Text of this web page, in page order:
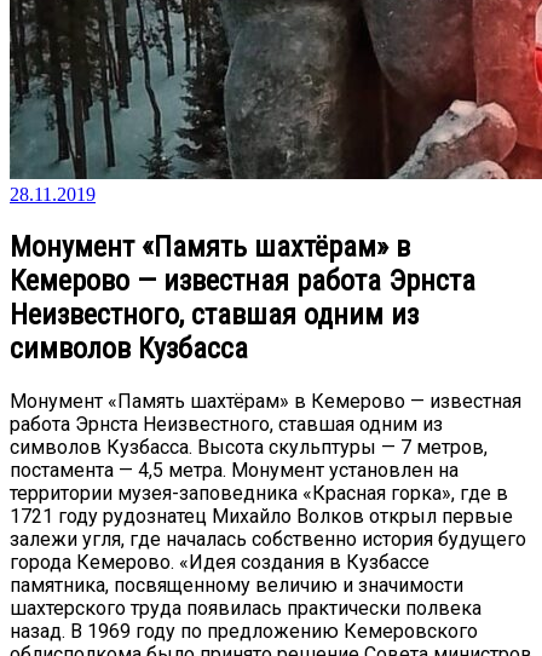
28.11.2019
Монумент «Память шахтёрам» в
Кемерово — известная работа Эрнста
Неизвестного, ставшая одним из
символов Кузбасса
Монумент «Память шахтёрам» в Кемерово — известная
работа Эрнста Неизвестного, ставшая одним из
символов Кузбасса. Высота скульптуры — 7 метров,
постамента — 4,5 метра. Монумент установлен на
территории музея-заповедника «Красная горка», где в
1721 году рудознатец Михайло Волков открыл первые
залежи угля, где началась собственно история будущего
города Кемерово. «Идея создания в Кузбассе
памятника, посвященному величию и значимости
шахтерского труда появилась практически полвека
назад. В 1969 году по предложению Кемеровского